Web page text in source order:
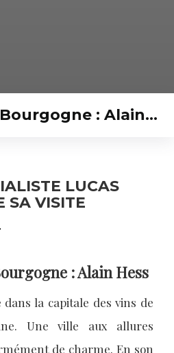
: Alain…
LUCAS
SA VISITE
: Alain Hess
dans la capitale des vins de
Une ville aux allures
de charme. En son